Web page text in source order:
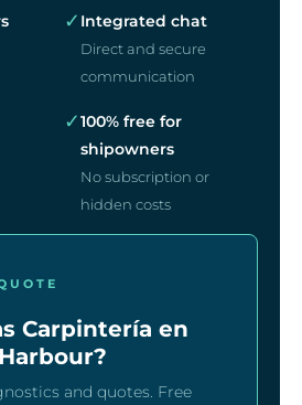
✓ Integrated chat
Direct and secure
communication
✓100% free for
shipowners
No subscription or
hidden costs
Carpintería en
and quotes. Free